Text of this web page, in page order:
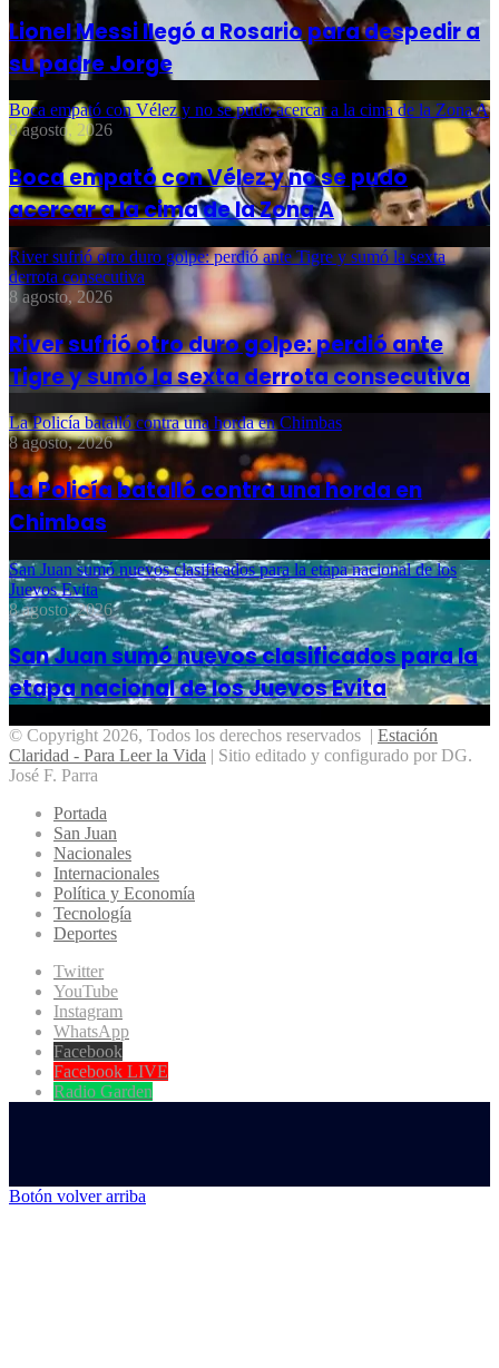
Lionel Messi llegó a Rosario para despedir a
su padre Jorge
Boca empató con Vélez y no se pudo acercar a la cima de la Zona A
8 agosto, 2026
Boca empató con Vélez y no se pudo
acercar a la cima de la Zona A
River sufrió otro duro golpe: perdió ante Tigre y sumó la sexta
derrota consecutiva
8 agosto, 2026
River sufrió otro duro golpe: perdió ante
Tigre y sumó la sexta derrota consecutiva
La Policía batalló contra una horda en Chimbas
8 agosto, 2026
La Policía batalló contra una horda en
Chimbas
San Juan sumó nuevos clasificados para la etapa nacional de los
Juevos Evita
8 agosto, 2026
San Juan sumó nuevos clasificados para la
etapa nacional de los Juevos Evita
© Copyright 2026, Todos los derechos reservados | Estación
Claridad - Para Leer la Vida | Sitio editado y configurado por DG.
José F. Parra
Portada
San Juan
Nacionales
Internacionales
Política y Economía
Tecnología
Deportes
Twitter
YouTube
Instagram
WhatsApp
Facebook
Facebook LIVE
Radio Garden
Botón volver arriba